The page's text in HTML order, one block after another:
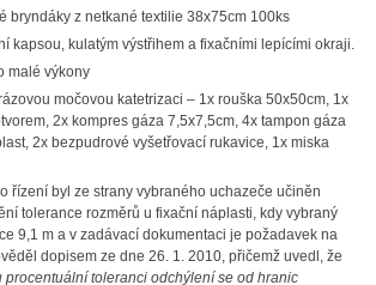
bryndáky z netkané textilie 38x75cm 100ks
kapsou, kulatým výstřihem a fixačními lepícími okraji.
malé výkony
močovou katetrizaci – 1x rouška 50x50cm, 1x
2x kompres gáza 7,5x7,5cm, 4x tampon gáza
2x bezpudrové vyšetřovací rukavice, 1x miska
řízení byl ze strany vybraného uchazeče učiněn
tolerance rozměrů u fixační náplasti, kdy vybraný
9,1 m a v zadávací dokumentaci je požadavek na
dopisem ze dne 26. 1. 2010, přičemž uvedl, že
procentuální toleranci odchýlení se od hranic